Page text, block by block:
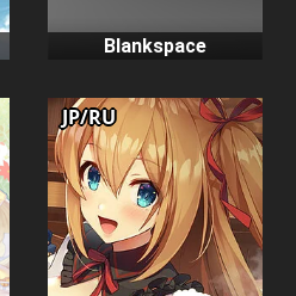
Blankspace
JP/RU